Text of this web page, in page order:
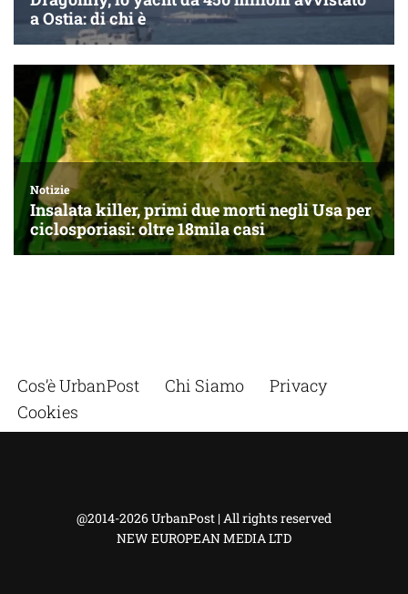
Cos’è UrbanPost Chi Siamo
Privacy
Cookies
@2014-2026 UrbanPost | All rights reserved
NEW EUROPEAN MEDIA LTD